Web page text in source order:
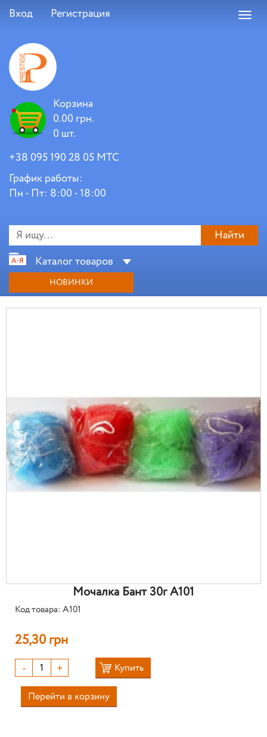
Вход Регистрация
Корзина
0.00 грн.
0 шт.
+38 095 190 28 05 МТС
График работы:
Пн - Пт: 8:00 - 18:00
Найти
Каталог товаров
НОВИНКИ
Мочалка Бант 30г А101
Код товара: А101
25,30 грн
- + Купить
Перейти в корзину